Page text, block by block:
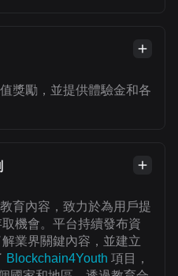
獎勵，並提供體驗金和各
育內容，致力於為用戶提
機會。平台持續發布資
業界關鍵內容，並建立
Blockchain4Youth 項目，